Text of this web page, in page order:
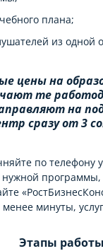
плана;
из одной
цены на
те
на
сразу от 3
по телефону
нужной
минуты,
Этапы работы